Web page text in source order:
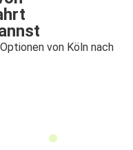
von Köln nach